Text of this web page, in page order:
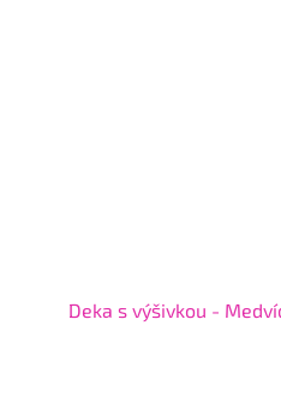
Deka s výšivkou -